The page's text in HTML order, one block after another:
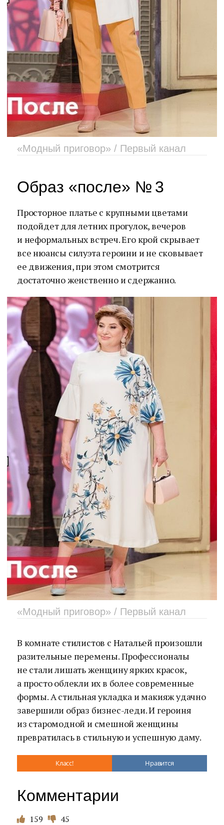
«Модный приговор» / Первый канал
Образ «после» № 3
Просторное платье с крупными цветами
подойдет для летних прогулок, вечеров
и неформальных встреч. Его крой скрывает
все нюансы силуэта героини и не сковывает
ее движения, при этом смотрится
достаточно женственно и сдержанно.
«Модный приговор» / Первый канал
В комнате стилистов с Натальей произошли
разительные перемены. Профессионалы
не стали лишать женщину ярких красок,
а просто облекли их в более современные
формы. А стильная укладка и макияж удачно
завершили образ бизнес-леди. И героиня
из старомодной и смешной женщины
превратилась в стильную и успешную даму.
Класс! Нравится
Комментарии
159 45